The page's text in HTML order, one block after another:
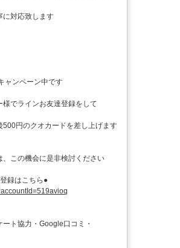
に対応致します
ャンペーン中です
でラインお友達登録をして
500円のクオカードを差し上げます
、この機会に是非検討ください
録はこちら●
ト協力・Google口コミ・